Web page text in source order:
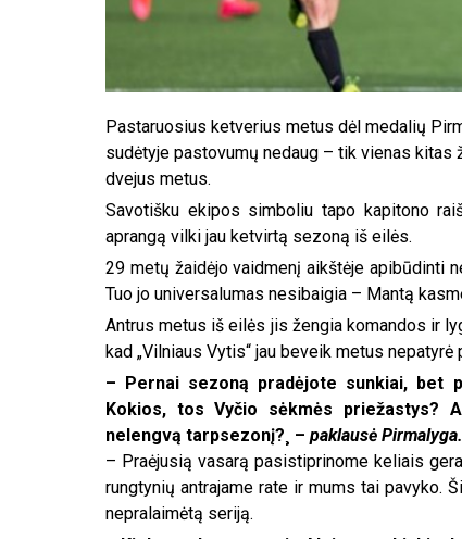
Pastaruosius ketverius metus dėl medalių
sudėtyje pastovumų nedaug – tik vienas kitas
dvejus metus.
Savotišku ekipos simboliu tapo kapitono
aprangą vilki jau ketvirtą sezoną iš eilės.
29 metų žaidėjo vaidmenį aikštėje apibūdinti
Tuo jo universalumas nesibaigia – Mantą
Antrus metus iš eilės jis žengia komandos ir
kad „Vilniaus Vytis“ jau beveik metus nepatyrė
– Pernai sezoną pradėjote sunkiai, bet
Kokios, tos Vyčio sėkmės
nelengvą tarpsezonį?¸ – paklausė
– Praėjusią vasarą pasistiprinome keliais
rungtynių antrajame rate ir mums tai pavyko.
nepralaimėtą seriją.